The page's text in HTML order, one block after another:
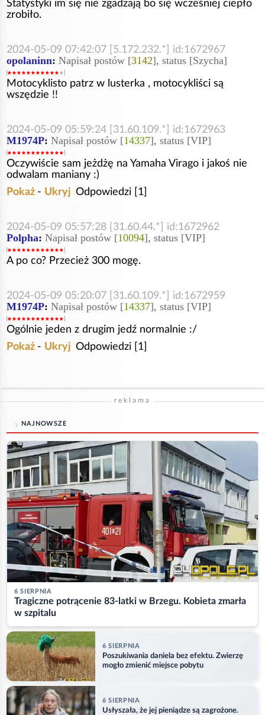
Statystyki im się nie zgadzają bo się wcześniej ciepło
zrobiło.
2024-05-09 07:42:07 [5.172.232.*] id:1672967
opolaninn: Napisał postów [3142], status [Szycha]
Motocyklisto patrz w lusterka , motocykliści są
wszędzie !!
2024-05-09 05:59:24 [31.60.109.*] id:1672963
M1974P: Napisał postów [14337], status [VIP]
Oczywiście sam jeżdżę na Yamaha Virago i jakoś nie
odwalam maniany :)
Pokaż - Ukryj Odpowiedzi [1]
2024-05-09 05:57:28 [31.60.44.*] id:1672962
Polpha: Napisał postów [10094], status [VIP]
A po co? Przecież 300 mogę.
2024-05-09 05:20:07 [31.60.109.*] id:1672959
M1974P: Napisał postów [14337], status [VIP]
Ogólnie jeden z drugim jedź normalnie :/
Pokaż - Ukryj Odpowiedzi [1]
reklama
NAJNOWSZE
6 SIERPNIA
Tragiczne potrącenie 83-latki w Brzegu. Kobieta zmarła
w szpitalu
6 SIERPNIA
Poszukiwania daniela bez efektu. Zwierzę
mogło zmienić miejsce pobytu
6 SIERPNIA
Usłyszała, że jej pieniądze są zagrożone.